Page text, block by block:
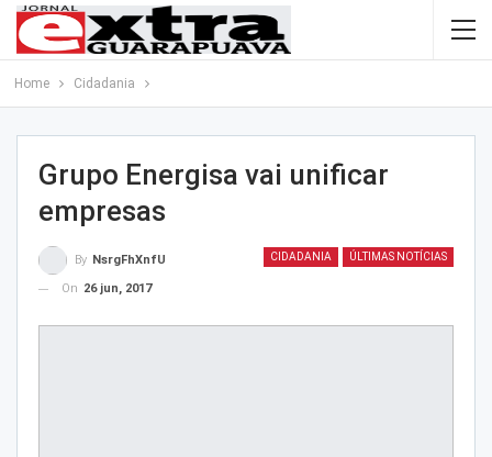
Home Cidadania
Grupo Energisa vai unificar
empresas
CIDADANIA ÚLTIMAS NOTÍCIAS
By NsrgFhXnfU
On 26 jun, 2017